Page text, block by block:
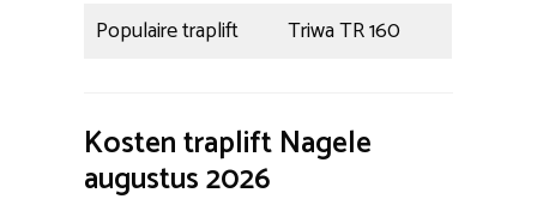
Populaire traplift
Triwa TR 160
Kosten traplift Nagele
augustus 2026